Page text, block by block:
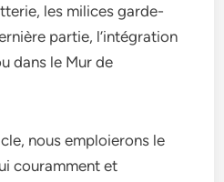
les milices garde-
partie, l’intégration
dans le Mur de
nous emploierons le
couramment et